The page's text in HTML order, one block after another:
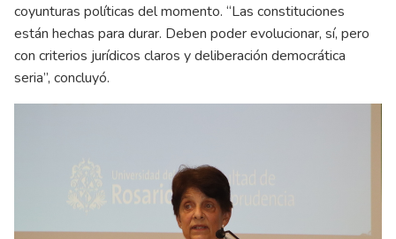
coyunturas políticas del momento. “Las constituciones
están hechas para durar. Deben poder evolucionar, sí, pero
con criterios jurídicos claros y deliberación democrática
seria”, concluyó.